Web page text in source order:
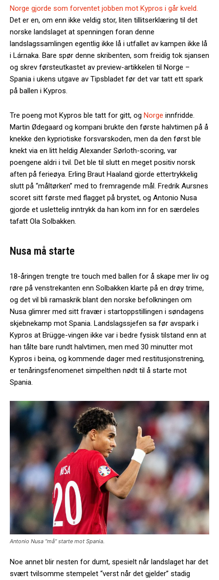
Norge gjorde som forventet jobben mot Kypros i går kveld.
Det er en, om enn ikke veldig stor, liten tillitserklæring til det
norske landslaget at spenningen foran denne
landslagssamlingen egentlig ikke lå i utfallet av kampen ikke lå
i Lárnaka. Bare spør denne skribenten, som freidig tok sjansen
og skrev førsteutkastet av preview-artikkelen til Norge –
Spania i ukens utgave av Tipsbladet før det var tatt ett spark
på ballen i Kypros.
Tre poeng mot Kypros ble tatt for gitt, og Norge innfridde.
Martin Ødegaard og kompani brukte den første halvtimen på å
knekke den kypriotiske forsvarskoden, men da den først ble
knekt via en litt heldig Alexander Sørloth-scoring, var
poengene aldri i tvil. Det ble til slutt en meget positiv norsk
aften på ferieøya. Erling Braut Haaland gjorde ettertrykkelig
slutt på “måltørken” med to fremragende mål. Fredrik Aursnes
scoret sitt første med flagget på brystet, og Antonio Nusa
gjorde et uslettelig inntrykk da han kom inn for en særdeles
tafatt Ola Solbakken.
Nusa må starte
18-åringen trengte tre touch med ballen for å skape mer liv og
røre på venstrekanten enn Solbakken klarte på en drøy trime,
og det vil bli ramaskrik blant den norske befolkningen om
Nusa glimrer med sitt fravær i startoppstillingen i søndagens
skjebnekamp mot Spania. Landslagssjefen sa før avspark i
Kypros at Brügge-vingen ikke var i bedre fysisk tilstand enn at
han tålte bare rundt halvtimen, men med 30 minutter mot
Kypros i beina, og kommende dager med restitusjonstrening,
er tenåringsfenomenet simpelthen nødt til å starte mot
Spania.
Antonio Nusa “må” starte mot Spania.
Noe annet blir nesten for dumt, spesielt når landslaget har det
svært tvilsomme stempelet “verst når det gjelder” stadig